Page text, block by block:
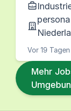
Vor 19 Tagen
Mehr